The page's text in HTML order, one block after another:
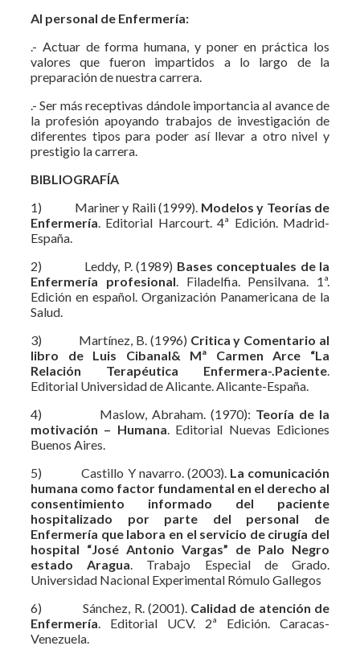
Al personal de Enfermería:
.- Actuar de forma humana, y poner en práctica los
valores que fueron impartidos a lo largo de la
preparación de nuestra carrera.
.- Ser más receptivas dándole importancia al avance de
la profesión apoyando trabajos de investigación de
diferentes tipos para poder así llevar a otro nivel y
prestigio la carrera.
BIBLIOGRAFÍA
1) Mariner y Raili (1999). Modelos y Teorías de
Enfermería . Editorial Harcourt. 4ª Edición. Madrid-
España.
2) Leddy, P. (1989) Bases conceptuales de la
Enfermería profesional . Filadelfia. Pensilvana. 1ª.
Edición en español. Organización Panamericana de la
Salud.
3) Martínez, B. (1996) Critica y Comentario al
libro de Luis Cibanal& Mª Carmen Arce “La
Relación Terapéutica Enfermera-.Paciente
Editorial Universidad de Alicante. Alicante-España.
4) Maslow, Abraham. (1970): Teoría de la
motivación – Humana . Editorial Nuevas Ediciones
Buenos Aires.
5) Castillo Y navarro. (2003). La comunicación
humana como factor fundamental en el derecho al
consentimiento informado del paciente
hospitalizado por parte del personal de
Enfermería que labora en el servicio de cirugía del
hospital “José Antonio Vargas” de Palo Negro
estado Aragua . Trabajo Especial de Grado.
Universidad Nacional Experimental Rómulo Gallegos
6) Sánchez, R. (2001). Calidad de atención de
Enfermería . Editorial UCV. 2ª Edición. Caracas-
Venezuela.